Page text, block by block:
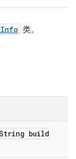
类。
build